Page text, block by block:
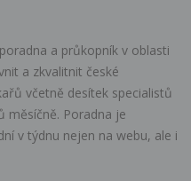
a průkopník v oblasti
a zkvalitnit české
včetně desítek specialistů
měsíčně. Poradna je
v týdnu nejen na webu, ale i